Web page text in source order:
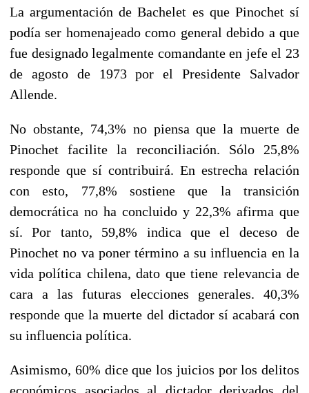
La argumentación de Bachelet es que Pinochet sí
podía ser homenajeado como general debido a que
fue designado legalmente comandante en jefe el 23
de agosto de 1973 por el Presidente Salvador
Allende.
No obstante, 74,3% no piensa que la muerte de
Pinochet facilite la reconciliación. Sólo 25,8%
responde que sí contribuirá. En estrecha relación
con esto, 77,8% sostiene que la transición
democrática no ha concluido y 22,3% afirma que
sí. Por tanto, 59,8% indica que el deceso de
Pinochet no va poner término a su influencia en la
vida política chilena, dato que tiene relevancia de
cara a las futuras elecciones generales. 40,3%
responde que la muerte del dictador sí acabará con
su influencia política.
Asimismo, 60% dice que los juicios por los delitos